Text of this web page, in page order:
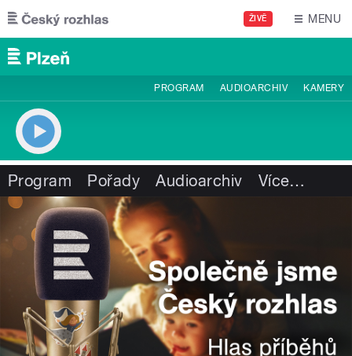
Přejít k hlavnímu obsahu
ŽIVĚ MENU
PROGRAM AUDIOARCHIV KAMERY
Program Pořady Audioarchiv Více…